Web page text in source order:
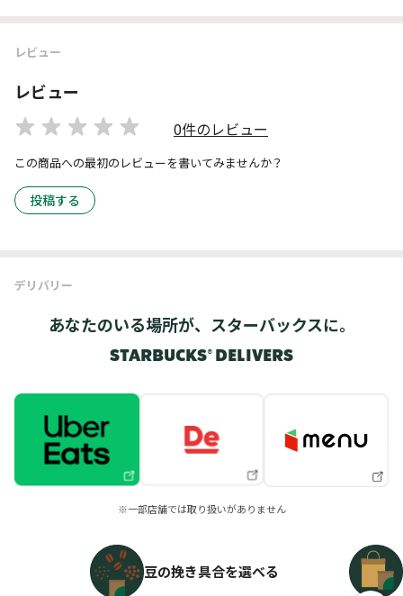
レビュー
レビュー
0件のレビュー
この商品への最初のレビューを書いてみませんか？
投稿する
デリバリー
あなたのいる場所が、スターバックスに。
STARBUCKS® DELIVERS
※一部店舗では取り扱いがありません
豆の挽き具合を選べる